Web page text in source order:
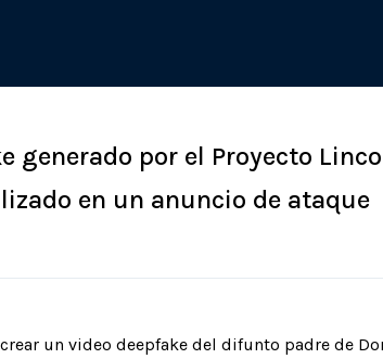
generado por el Proyecto
en un anuncio de ataque
un video deepfake del difunto padre de